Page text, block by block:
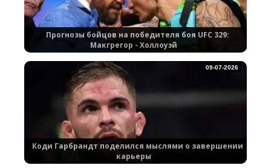
Прогнозы бойцов на победителя боя UFC 329:
Макгрегор - Холлоуэй
Коди Гарбрандт поделился мыслями о завершении
карьеры
09-07-2026